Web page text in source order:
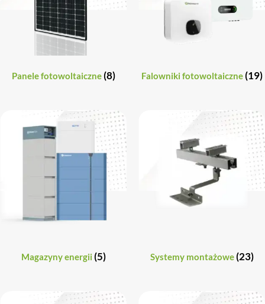
Panele fotowoltaiczne (8) Falowniki fotowoltaiczne (19)
Magazyny energii (5) Systemy montażowe (23)